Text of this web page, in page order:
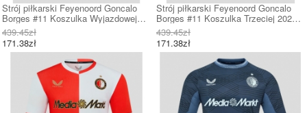
Strój piłkarski Feyenoord Goncalo
Borges #11 Koszulka Wyjazdowej
2026-27 Krótki Rękaw
439.45zł
171.38zł
Strój piłkarski Feyenoord Goncalo
Borges #11 Koszulka Trzeciej 2026-
27 Krótki Rękaw
439.45zł
171.38zł